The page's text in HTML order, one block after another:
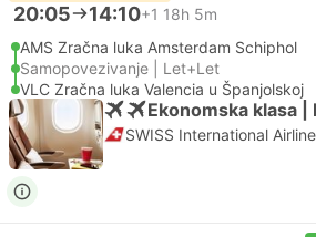
20:05 14:10+1 18h 5m
AMS Zračna luka Amsterdam Schiphol
Samopovezivanje | Let+Let
VLC Zračna luka Valencia u Španjolskoj
Ekonomska klasa |
SWISS International